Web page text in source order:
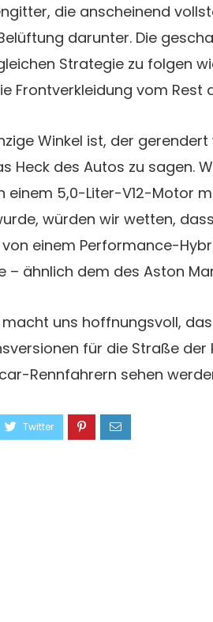
die anscheinend
darunter. Die
Strategie zu folgen
Frontverkleidung vom Rest
Winkel ist, der
Heck des Autos zu sagen.
einem 5,0-Liter-V12-Motor
würden wir wetten,
einem Performance-
– ähnlich dem des Aston
macht uns hoffnungsvoll,
für die Straße der
Rennfahrern sehen